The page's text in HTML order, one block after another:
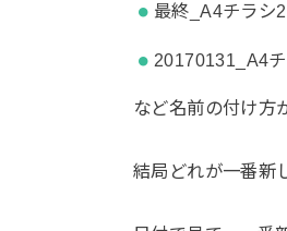
最終_A4チラシ
20170131_A4
など名前の付け方
結局どれが一番新